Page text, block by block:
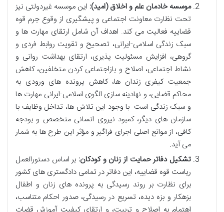
موسسه خادمان علم و اخلاق (امید): این موسسه غیردولتی نیز
تحت نظارت معاونت اجتماعی و پیشگیری از وقوع جرم قوه
قضاییه فعالیت می کند. اهداف آن شامل ارتقای مهارت ها و
سبک زندگی اسلامی-ایرانی، تصحیح و تقویت روابط فردی و
گروهی، افزایش مسئولیت پذیری، ارتقای بهداشت روانی و
نشاط اجتماعی، اصلاح و بازاجتماعی کردن متخلفین، کاهش
جمعیت کیفری زندان ها، کاهش پرونده های ورودی به
محاکم قضایی، و نهادینه سازی الگوی اسلامی-ایرانی مهارت ها
و سبک زندگی است. با وجود این تلاش ها، تداخل وظایف با
سازمان های دیگر، کمبود نیروی انسانی متخصص و بودجه
کافی، از موانع اصلی اجرای فراگیر و مؤثر این طرح ها به شمار
می آید.
تشکیل دفاتر حمایت از زنان و کودکان: بر اساس دستورالعمل
ریاست قوه قضاییه، این دفاتر در تمامی دادگستری های کشور
برای نظارت بر روند رسیدگی به پرونده های زنان و اطفال
بزهکار و بزه دیده، تسریع در رسیدگی، صدور احکام متناسب،